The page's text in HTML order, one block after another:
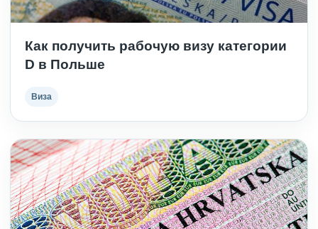
Как получить рабочую визу категории
D в Польше
Виза